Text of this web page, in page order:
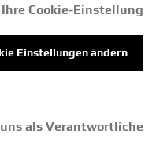
Ihre Cookie-Einstellung
Einstellungen ändern
als Verantwortliche